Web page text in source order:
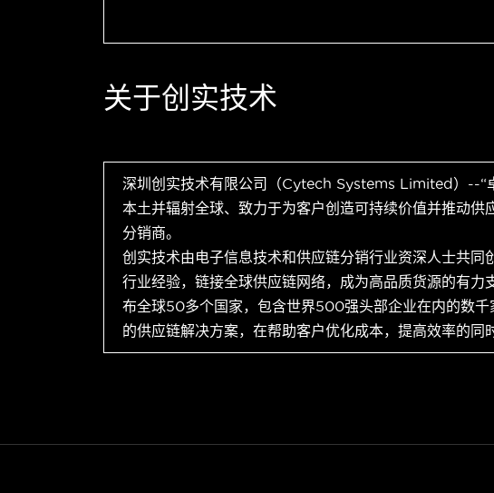
关于创实技术
深圳创实技术有限公司（Cytech Systems Limited）--“
本土并辐射全球、致力于为客户创造可持续价值并推动供
分销商。
创实技术由电子信息技术和供应链分销行业资深人士共同
行业经验，链接全球供应链网络，成为高品质货源的有力
布全球50多个国家，包含世界500强头部企业在内的数
的供应链解决方案，在帮助客户优化成本，提高效率的同